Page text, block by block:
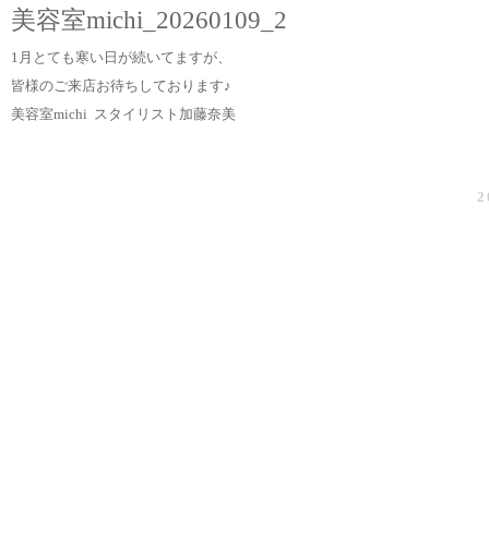
1月とても寒い日が続いてますが、
皆様のご来店お待ちしております♪
美容室michi スタイリスト加藤奈美